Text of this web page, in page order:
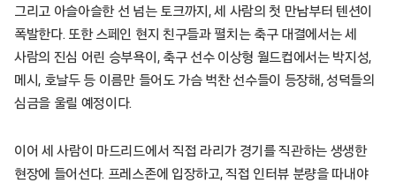
그리고 아슬아슬한 선 넘는 토크까지, 세 사람의 첫 만남부터 텐션이
폭발한다. 또한 스페인 현지 친구들과 펼치는 축구 대결에서는 세
사람의 진심 어린 승부욕이, 축구 선수 이상형 월드컵에서는 박지성,
메시, 호날두 등 이름만 들어도 가슴 벅찬 선수들이 등장해, 성덕들의
심금을 울릴 예정이다.
이어 세 사람이 마드리드에서 직접 라리가 경기를 직관하는 생생한
현장에 들어선다. 프레스존에 입장하고, 직접 인터뷰 분량을 따내야